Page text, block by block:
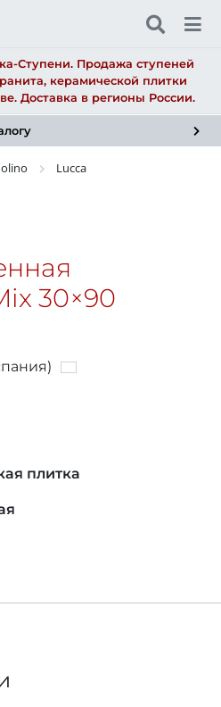
Ступени. Продажа ступеней
керамической плитки
Доставка в регионы России.
Lucca
30×90
плитка